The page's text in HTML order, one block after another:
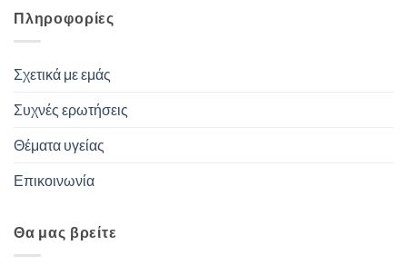
Πληροφορίες
Σχετικά με εμάς
Συχνές ερωτήσεις
Θέματα υγείας
Επικοινωνία
Θα μας βρείτε